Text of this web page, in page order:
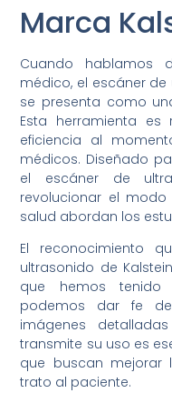
Marca
Cuando hablamos
médico, el escáner
se presenta como
Esta herramienta
eficiencia al
médicos. Diseñado
el escáner de
revolucionar el
salud abordan los
El reconocimiento
ultrasonido de
que hemos
podemos dar fe
imágenes
transmite su uso es
que buscan
trato al paciente.